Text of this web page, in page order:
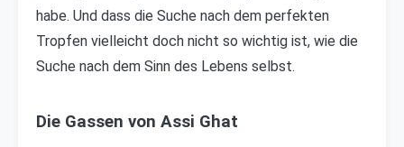
habe. Und dass die Suche nach dem perfekten
Tropfen vielleicht doch nicht so wichtig ist, wie die
Suche nach dem Sinn des Lebens selbst.
Die Gassen von Assi Ghat